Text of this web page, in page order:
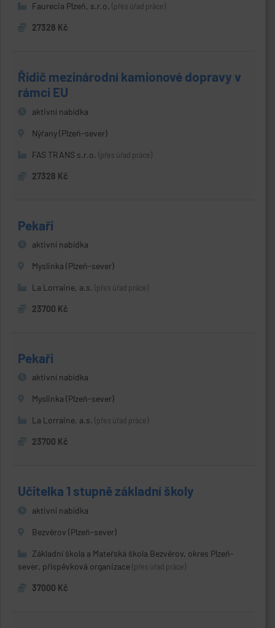
Faurecia Plzeň, s.r.o. (přes úřad práce)
27328 Kč
Řidič mezinárodní kamionové dopravy v
rámci EU
aktivní nabídka
Nýřany (Plzeň-sever)
FAS TRANS s.r.o. (přes úřad práce)
27328 Kč
Pekaři
aktivní nabídka
Myslinka (Plzeň-sever)
La Lorraine, a.s. (přes úřad práce)
23700 Kč
Pekaři
aktivní nabídka
Myslinka (Plzeň-sever)
La Lorraine, a.s. (přes úřad práce)
23700 Kč
Učitelka 1 stupně základní školy
aktivní nabídka
Bezvěrov (Plzeň-sever)
Základní škola a Mateřská škola Bezvěrov, okres Plzeň-
sever, příspěvková organizace (přes úřad práce)
37000 Kč